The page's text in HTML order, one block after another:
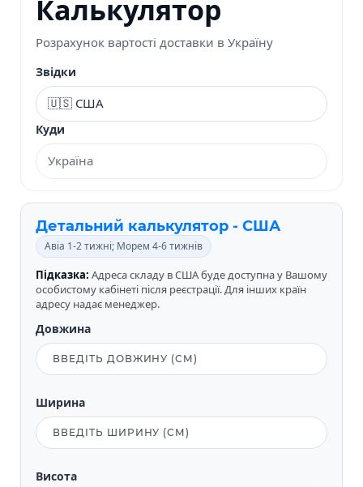
Калькулятор
Розрахунок вартості доставки в Україну
Звідки
Куди
Детальний калькулятор - США
Авіа 1-2 тижні; Морем 4-6 тижнів
Підказка: Адреса складу в США буде доступна у Вашому
особистому кабінеті після реєстрації. Для інших країн
адресу надає менеджер.
Довжина
Ширина
Висота